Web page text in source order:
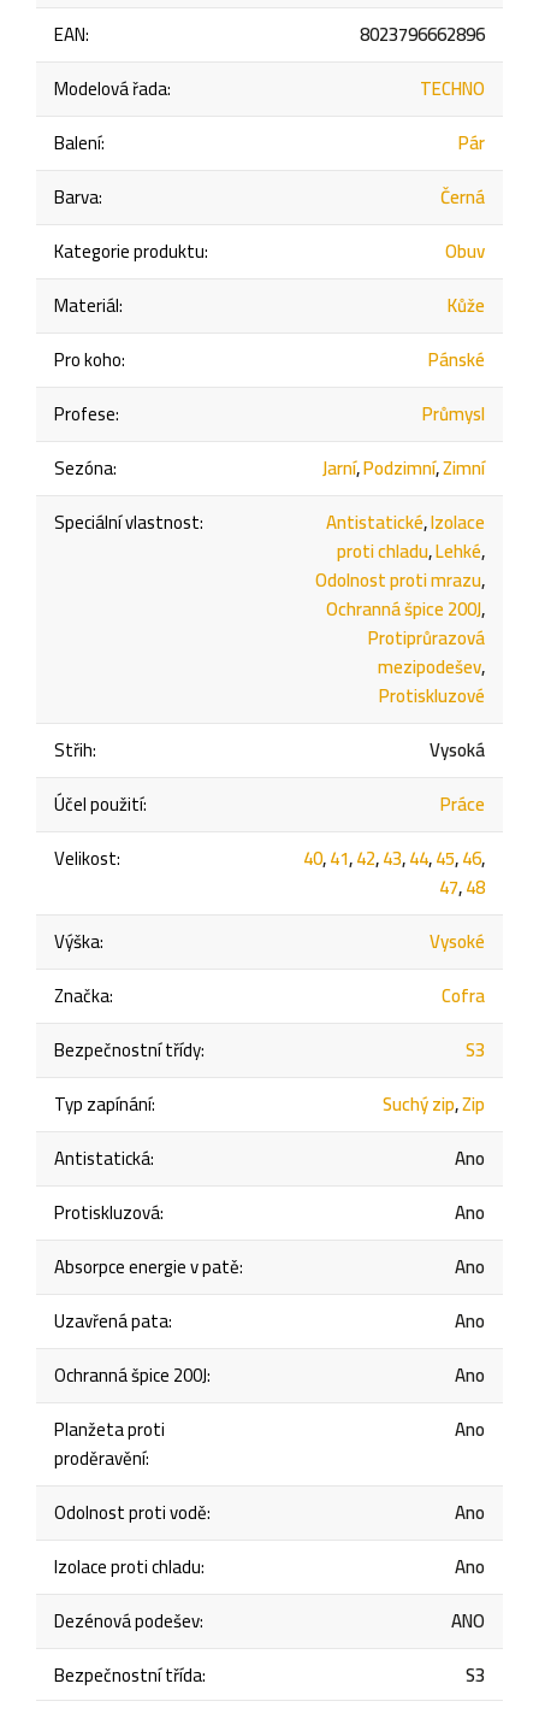
EAN:
8023796662896
Modelová řada:
TECHNO
Balení:
Pár
Barva:
Černá
Kategorie produktu:
Obuv
Materiál:
Kůže
Pro koho:
Pánské
Profese:
Průmysl
Sezóna: Jarní,Podzimní,Zimní
Speciální vlastnost: Antistatické,Izolace
proti chladu,Lehké,
Odolnost proti mrazu,
Ochranná špice 200J,
Protiprůrazová
mezipodešev,
Protiskluzové
Střih:
Vysoká
Účel použití:
Práce
Velikost: 40,41,42,43,44,45,46,
47,48
Výška:
Vysoké
Značka:
Cofra
Bezpečnostní třídy:
S3
Typ zapínání: Suchý zip,Zip
Antistatická:
Ano
Protiskluzová:
Ano
Absorpce energie v patě:
Ano
Uzavřená pata:
Ano
Ochranná špice 200J:
Ano
Planžeta proti
proděravění:
Ano
Odolnost proti vodě:
Ano
Izolace proti chladu:
Ano
Dezénová podešev:
ANO
Bezpečnostní třída: S3